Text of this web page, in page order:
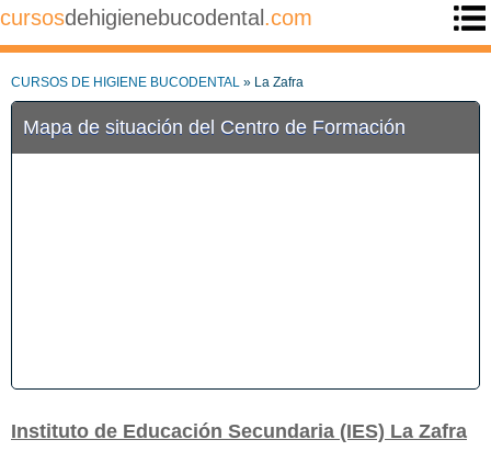
cursosdehigienebucodental .com
CURSOS DE HIGIENE BUCODENTAL » La Zafra
Mapa de situación del Centro de Formación
Instituto de Educación Secundaria (IES) La Zafra